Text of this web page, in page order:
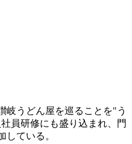
岐うどん屋を巡ることを"う
員研修にも盛り込まれ、門
している。